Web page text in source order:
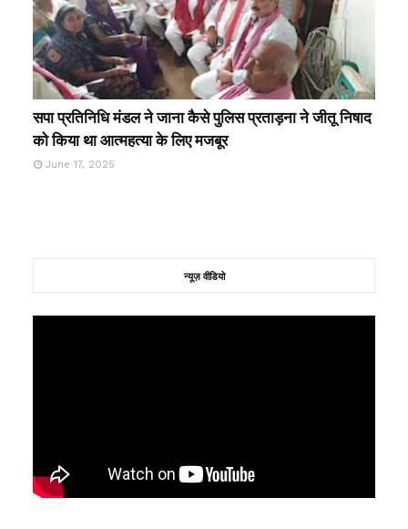
सपा प्रतिनिधि मंडल ने जाना कैसे पुलिस प्रताड़ना ने जीतू निषाद
को किया था आत्महत्या के लिए मजबूर
June 17, 2025
न्यूज़ वीडियो